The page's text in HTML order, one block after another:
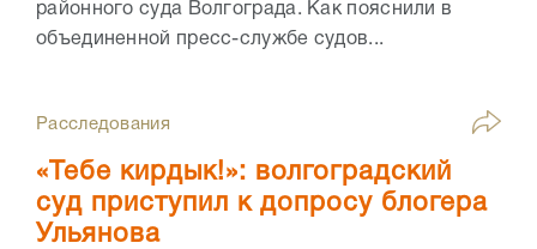
районного суда Волгограда. Как пояснили в
объединенной пресс-службе судов...
Расследования
«Тебе кирдык!»: волгоградский
суд приступил к допросу блогера
Ульянова